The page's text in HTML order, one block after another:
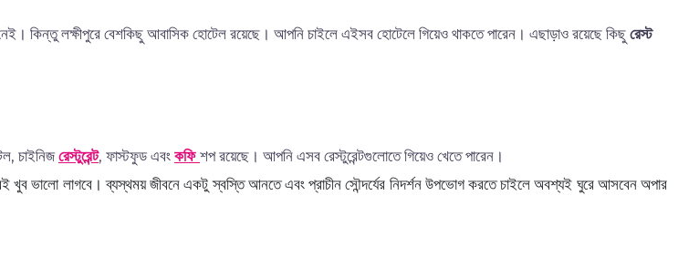
কিন্তু লক্ষীপুরে বেশকিছু আবাসিক হোটেল রয়েছে। আপনি চাইলে এইসব হোটেলে গিয়েও থাকতে পারেন। এছাড়াও রয়েছে কিছু রেস্ট
চাইনিজ রেস্টুরেন্ট, ফাস্টফুড এবং কফি শপ রয়েছে। আপনি এসব রেস্টুরেন্টগুলোতে গিয়েও খেতে পারেন।
খুব ভালো লাগবে। ব্যস্থময় জীবনে একটু স্বস্তি আনতে এবং প্রাচীন সৌন্দর্যের নিদর্শন উপভোগ করতে চাইলে অবশ্যই ঘুরে আসবেন অপার